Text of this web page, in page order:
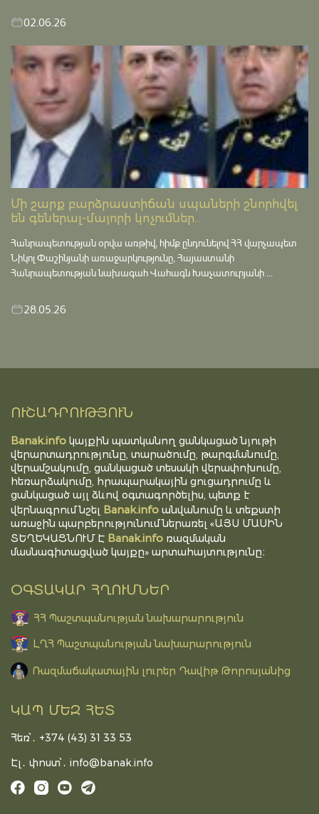
02.06.26
Մի շարք բարձրաստիճան սպաների շնորհվել
են գեներալ-մայորի կոչումներ...
Հանրապետության օրվա առթիվ, հիմք ընդունելով ՀՀ վարչապետ
Նիկոլ Փաշինյանի առաջարկությունը, Հայաստանի
Հանրապետության նախագահ Վահագն Խաչատուրյանի ...
28.05.26
ՈՒՇԱԴՐՈՒԹՅՈՒՆ
Banak.info կայքին պատկանող ցանկացած նյութի
վերարտադրությունը, տարածումը, թարգմանումը,
վերամշակումը, ցանկացած տեսակի վերափոխումը,
հեռարձակումը, հրապարակային ցուցադրումը և
ցանկացած այլ ձևով օգտագործելիս, պետք է
վերնագրում նշել Banak.info անվանումը և տեքստի
առաջին պարբերությունում ներառել «ԱՅՍ ՄԱՍԻՆ
ՏԵՂԵԿԱՑՆՈՒՄ Է Banak.info ռազմական
մասնագիտացված կայքը» արտահայտությունը։
ՕԳՏԱԿԱՐ ՀՂՈՒՄՆԵՐ
ՀՀ Պաշտպանության նախարարություն
ԼՂՀ Պաշտպանության նախարարություն
Ռազմաճակատային լուրեր Դավիթ Թորոսյանից
ԿԱՊ ՄԵԶ ՀԵՏ
Հեռ՝․ +374 (43) 31 33 53
Էլ․ փոստ՝․ info@banak.info